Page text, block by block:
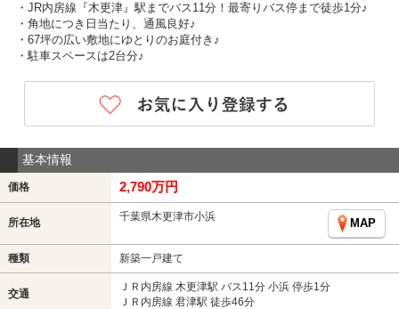
・JR内房線『木更津』駅までバス11分！最寄りバス停まで徒歩1分♪
・角地につき日当たり、通風良好♪
・67坪の広い敷地にゆとりのお庭付き♪
・駐車スペースは2台分♪
基本情報
価格 2,790万円
所在地 千葉県木更津市小浜
MAP
種類 新築一戸建て
交通
ＪＲ内房線 木更津駅 バス11分 小浜 停歩1分
ＪＲ内房線 君津駅 徒歩46分